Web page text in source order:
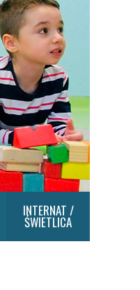
INTERNAT /
ŚWIETLICA